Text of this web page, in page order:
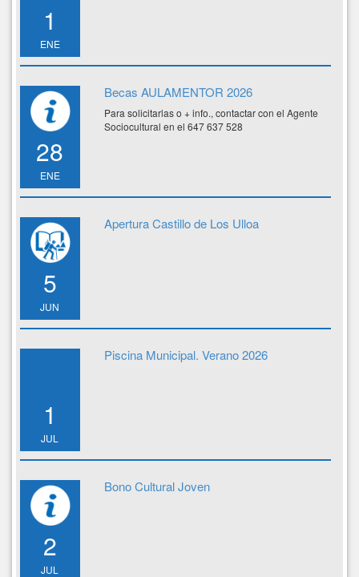
1
ENE
28
ENE
Becas AULAMENTOR 2026
Para solicitarlas o + info., contactar con el Agente
Sociocultural en el 647 637 528
5
JUN
Apertura Castillo de Los Ulloa
1
JUL
Piscina Municipal. Verano 2026
2
JUL
Bono Cultural Joven